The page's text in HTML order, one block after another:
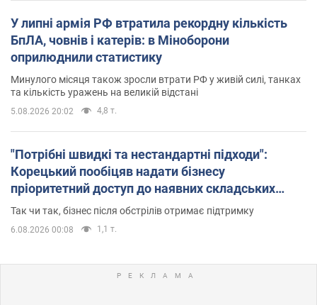
У липні армія РФ втратила рекордну кількість
БпЛА, човнів і катерів: в Міноборони
оприлюднили статистику
Минулого місяця також зросли втрати РФ у живій силі, танках
та кількість уражень на великій відстані
5.08.2026 20:02 4,8 т.
"Потрібні швидкі та нестандартні підходи":
Корецький пообіцяв надати бізнесу
пріоритетний доступ до наявних складських
приміщень
Так чи так, бізнес після обстрілів отримає підтримку
6.08.2026 00:08 1,1 т.